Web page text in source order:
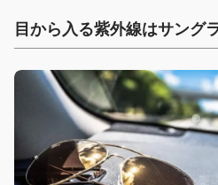
目から入る紫外線はサング